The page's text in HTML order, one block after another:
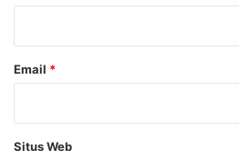
Email *
Situs Web